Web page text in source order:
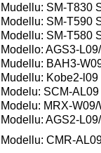
Mudellu: SM-T830
Modellu: SM-T590
Modellu: SM-T580
Modello: AGS3-
Mudellu: BAH3-
Mudellu: Kobe2-
Modelu: SCM-
Modelu: MRX-
Modellu: AGS2-
Modellu: CMR-